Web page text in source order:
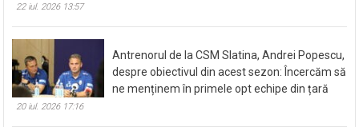
22 iul. 2026 13:57
Antrenorul de la CSM Slatina, Andrei Popescu,
despre obiectivul din acest sezon: Încercăm să
ne menținem în primele opt echipe din țară
20 iul. 2026 17:16